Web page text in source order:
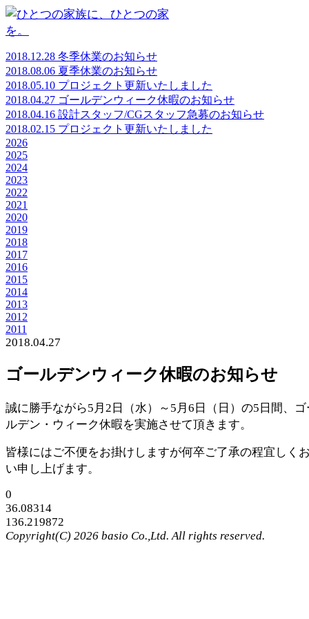
メインコンテンツに移動
2018.12.28 冬季休業のお知らせ
2018.08.06 夏季休業のお知らせ
2018.05.10 プロジェクト更新いたしました
2018.04.27 ゴールデンウィーク休暇のお知らせ
2018.04.16 設計スタッフ/CGスタッフ急募のお知らせ
2018.02.15 プロジェクト更新いたしました
2026
2025
2024
2023
2022
2021
2020
2019
2018
2017
2016
2015
2014
2013
2012
2011
2018.04.27
ゴールデンウィーク休暇のお知らせ
誠に勝手ながら5月2日（水）～5月6日（日）の5日間、ゴ
ルデン・ウィーク休暇を実施させて頂きます。
皆様にはご不便をお掛けしますが何卒ご了承の程宜しく
い申し上げます。
0
36.08314
136.219872
Copyright(C) 2026 basio Co.,Ltd. All rights reserved.